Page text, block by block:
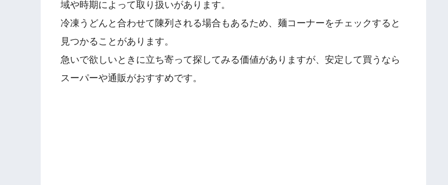
域や時期によって取り扱いがあります。
冷凍うどんと合わせて陳列される場合もあるため、麺コーナーをチェックすると
見つかることがあります。
急いで欲しいときに立ち寄って探してみる価値がありますが、安定して買うなら
スーパーや通販がおすすめです。